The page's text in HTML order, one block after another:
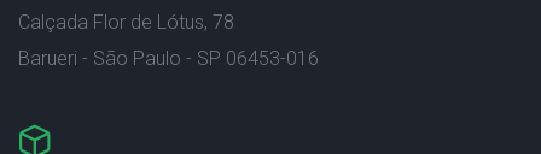
Calçada Flor de Lótus, 78
Barueri - São Paulo - SP 06453-016